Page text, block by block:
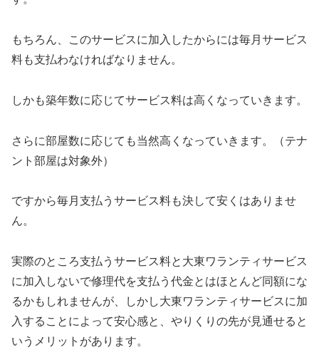
もちろん、このサービスに加入したからには毎月サービス
料も支払わなければなりません。
しかも築年数に応じてサービス料は高くなっていきます。
さらに部屋数に応じても当然高くなっていきます。（テナ
ント部屋は対象外）
ですから毎月支払うサービス料も決して安くはありませ
ん。
実際のところ支払うサービス料と大東ワランティサービス
に加入しないで修理代を支払う代金とはほとんど同額にな
るかもしれませんが、しかし大東ワランティサービスに加
入することによって安心感と、やりくりの先が見通せると
いうメリットがあります。